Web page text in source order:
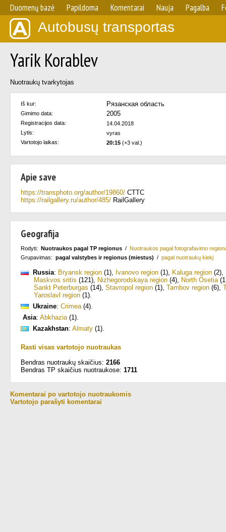
Duomenų bazė Papildoma Komentarai Nauja Pagalba
Autobusų transportas
Yarik Korablev
Nuotraukų tvarkytojas
Iš kur: Рязанская область
Gimimo data: 2005
Registracijos data:
14.04.2018
Lytis:
vyras
Vartotojo laikas:
20:15 (+3 val.)
Apie save
https://transphoto.org/author/19860/ CTTC
https://railgallery.ru/author/485/ RailGallery
Geografija
Rodyti: Nuotraukos pagal TP regionus / Nuotraukos pagal fotografavimo
Grupavimas: pagal valstybes ir regionus (miestus) / pagal nuotraukų kiekį
Russia: Bryansk region (1), Ivanovo region (1), Kaluga region (2),
Maskvos sritis (121), Nizhegorodskaya region (4), North Osetia
Sankt Peterburgas (14), Stavropol region (1), Tambov region (6),
Yaroslavl region (1).
Ukraine: Crimea(4).
Asia: Abkhazia(1).
Kazakhstan: Almaty (1).
Rasti visas vartotojo nuotraukas
Bendras nuotraukų skaičius: 2166
Bendras TP skaičius nuotraukose: 1711
Komentarai po vartotojo nuotraukomis
Vartotojo parašyti komentarai